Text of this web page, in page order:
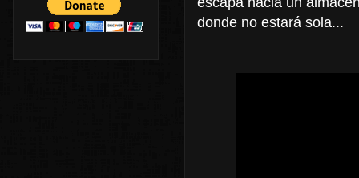
donde no estará sola...